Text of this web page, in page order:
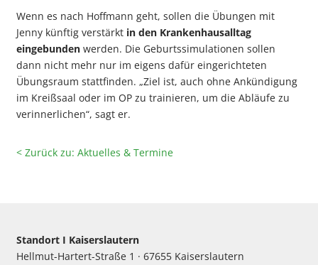
Wenn es nach Hoffmann geht, sollen die Übungen mit
Jenny künftig verstärkt in den Krankenhausalltag
eingebunden werden. Die Geburtssimulationen sollen
dann nicht mehr nur im eigens dafür eingerichteten
Übungsraum stattfinden. „Ziel ist, auch ohne Ankündigung
im Kreißsaal oder im OP zu trainieren, um die Abläufe zu
verinnerlichen“, sagt er.
< Zurück zu: Aktuelles & Termine
Standort I Kaiserslautern
Hellmut-Hartert-Straße 1 · 67655 Kaiserslautern